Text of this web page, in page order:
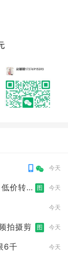
今天
价转
图 今天
今天
拍摄剪 图 今天
6千 今天